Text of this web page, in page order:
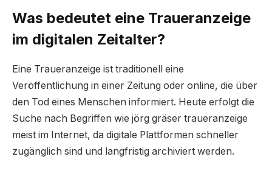
Was bedeutet eine Traueranzeige
im digitalen Zeitalter?
Eine Traueranzeige ist traditionell eine
Veröffentlichung in einer Zeitung oder online, die über
den Tod eines Menschen informiert. Heute erfolgt die
Suche nach Begriffen wie jörg gräser traueranzeige
meist im Internet, da digitale Plattformen schneller
zugänglich sind und langfristig archiviert werden.